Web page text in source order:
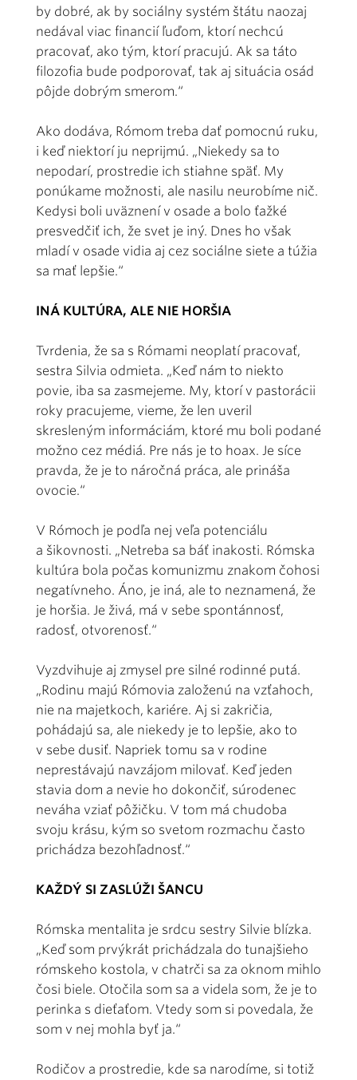
by dobré, ak by sociálny systém štátu naozaj
nedával viac financií ľuďom, ktorí nechcú
pracovať, ako tým, ktorí pracujú. Ak sa táto
filozofia bude podporovať, tak aj situácia osád
pôjde dobrým smerom.“
Ako dodáva, Rómom treba dať pomocnú ruku,
i keď niektorí ju neprijmú. „Niekedy sa to
nepodarí, prostredie ich stiahne späť. My
ponúkame možnosti, ale nasilu neurobíme nič.
Kedysi boli uväznení v osade a bolo ťažké
presvedčiť ich, že svet je iný. Dnes ho však
mladí v osade vidia aj cez sociálne siete a túžia
sa mať lepšie.“
INÁ KULTÚRA, ALE NIE HORŠIA
Tvrdenia, že sa s Rómami neoplatí pracovať,
sestra Silvia odmieta. „Keď nám to niekto
povie, iba sa zasmejeme. My, ktorí v pastorácii
roky pracujeme, vieme, že len uveril
skresleným informáciám, ktoré mu boli podané
možno cez médiá. Pre nás je to hoax. Je síce
pravda, že je to náročná práca, ale prináša
ovocie.“
V Rómoch je podľa nej veľa potenciálu
a šikovnosti. „Netreba sa báť inakosti. Rómska
kultúra bola počas komunizmu znakom čohosi
negatívneho. Áno, je iná, ale to neznamená, že
je horšia. Je živá, má v sebe spontánnosť,
radosť, otvorenosť.“
Vyzdvihuje aj zmysel pre silné rodinné putá.
„Rodinu majú Rómovia založenú na vzťahoch,
nie na majetkoch, kariére. Aj si zakričia,
pohádajú sa, ale niekedy je to lepšie, ako to
v sebe dusiť. Napriek tomu sa v rodine
neprestávajú navzájom milovať. Keď jeden
stavia dom a nevie ho dokončiť, súrodenec
neváha vziať pôžičku. V tom má chudoba
svoju krásu, kým so svetom rozmachu často
prichádza bezohľadnosť.“
KAŽDÝ SI ZASLÚŽI ŠANCU
Rómska mentalita je srdcu sestry Silvie blízka.
„Keď som prvýkrát prichádzala do tunajšieho
rómskeho kostola, v chatrči sa za oknom mihlo
čosi biele. Otočila som sa a videla som, že je to
perinka s dieťaťom. Vtedy som si povedala, že
som v nej mohla byť ja.“
Rodičov a prostredie, kde sa narodíme, si totiž